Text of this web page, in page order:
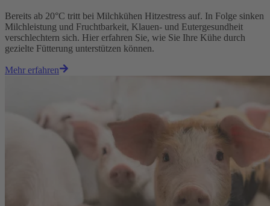
Bereits ab 20°C tritt bei Milchkühen Hitzestress auf. In Folge sinken
Milchleistung und Fruchtbarkeit, Klauen- und Eutergesundheit
verschlechtern sich. Hier erfahren Sie, wie Sie Ihre Kühe durch
gezielte Fütterung unterstützen können.
Mehr erfahren